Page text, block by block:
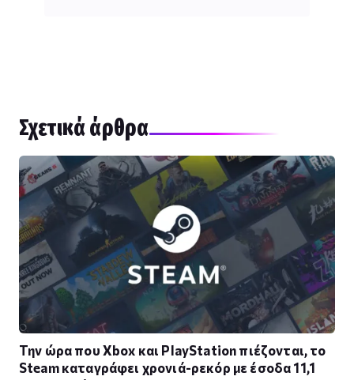
Σχετικά άρθρα
Την ώρα που Xbox και PlayStation πιέζονται, το
Steam καταγράφει χρονιά-ρεκόρ με έσοδα 11,1